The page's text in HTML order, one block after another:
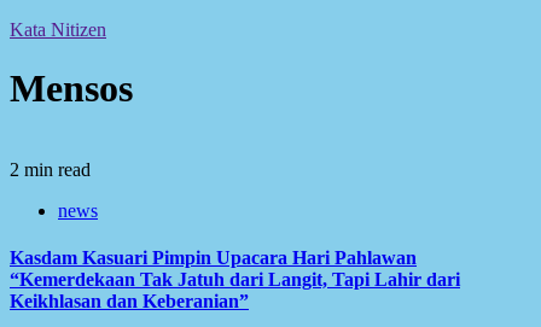
Kata Nitizen
Mensos
2 min read
news
Kasdam Kasuari Pimpin Upacara Hari Pahlawan
“Kemerdekaan Tak Jatuh dari Langit, Tapi Lahir dari
Keikhlasan dan Keberanian”